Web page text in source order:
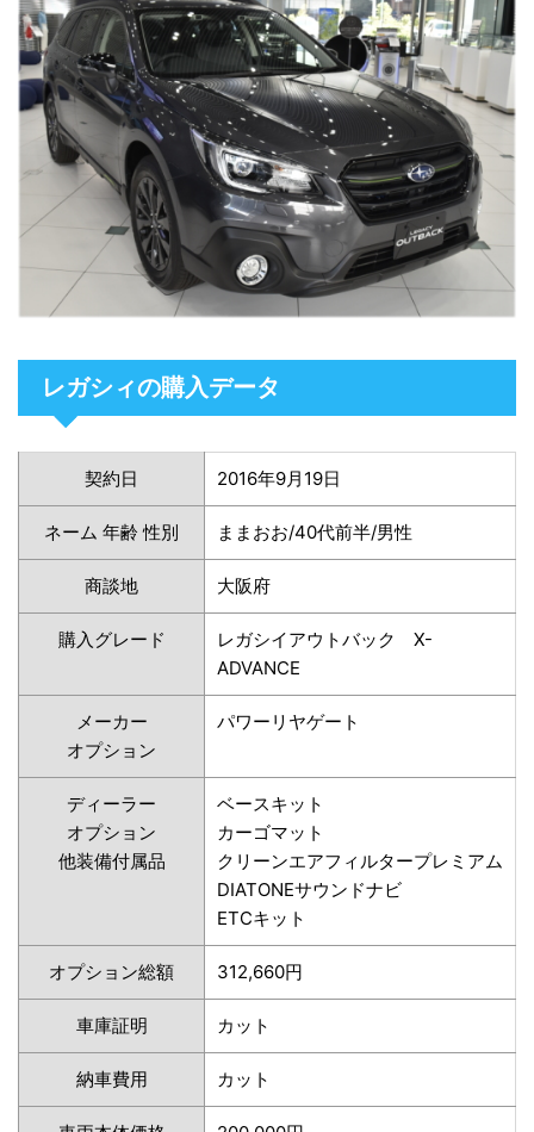
レガシィの購入データ
契約日 2016年9月19日
ネーム 年齢 性別 ままおお/40代前半/男性
商談地 大阪府
購入グレード
レガシイアウトバック X-
ADVANCE
メーカー
オプション
パワーリヤゲート
ディーラー
オプション
他装備付属品
ベースキット
カーゴマット
クリーンエアフィルタープレミアム
DIATONEサウンドナビ
ETCキット
オプション総額 312,660円
車庫証明 カット
納車費用 カット